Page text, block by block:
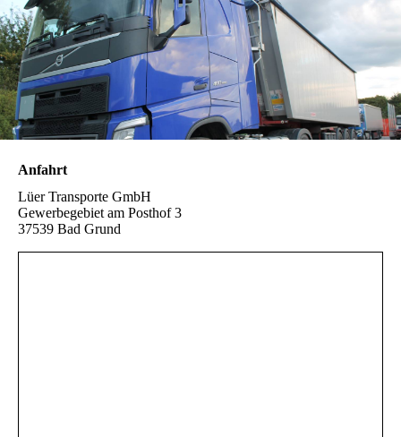
Anfahrt
Lüer Transporte GmbH
Gewerbegebiet am Posthof 3
37539 Bad Grund